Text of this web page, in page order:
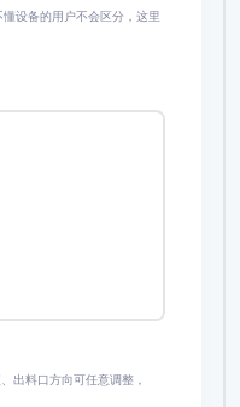
设备的用户不会区分，这里
出料口方向可任意调整，